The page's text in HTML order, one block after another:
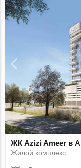
ЖК Azizi Ameer в
Жилой комплекс